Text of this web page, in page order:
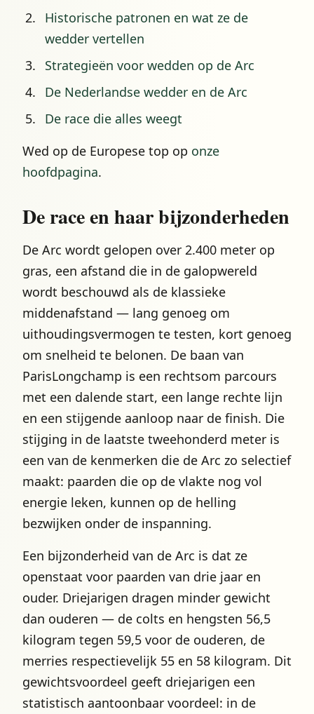
Historische patronen en wat ze de
wedder vertellen
Strategieën voor wedden op de Arc
De Nederlandse wedder en de Arc
De race die alles weegt
Wed op de Europese top op onze
hoofdpagina.
De race en haar bijzonderheden
De Arc wordt gelopen over 2.400 meter op
gras, een afstand die in de galopwereld
wordt beschouwd als de klassieke
middenafstand — lang genoeg om
uithoudingsvermogen te testen, kort genoeg
om snelheid te belonen. De baan van
ParisLongchamp is een rechtsom parcours
met een dalende start, een lange rechte lijn
en een stijgende aanloop naar de finish. Die
stijging in de laatste tweehonderd meter is
een van de kenmerken die de Arc zo selectief
maakt: paarden die op de vlakte nog vol
energie leken, kunnen op de helling
bezwijken onder de inspanning.
Een bijzonderheid van de Arc is dat ze
openstaat voor paarden van drie jaar en
ouder. Driejarigen dragen minder gewicht
dan ouderen — de colts en hengsten 56,5
kilogram tegen 59,5 voor de ouderen, de
merries respectievelijk 55 en 58 kilogram. Dit
gewichtsvoordeel geeft driejarigen een
statistisch aantoonbaar voordeel: in de